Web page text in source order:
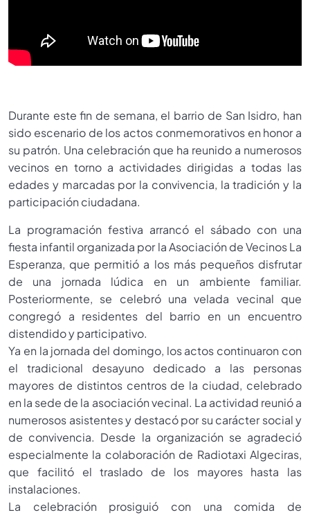
Durante este fin de semana, el barrio de San Isidro, han
sido escenario de los actos conmemorativos en honor a
su patrón. Una celebración que ha reunido a numerosos
vecinos en torno a actividades dirigidas a todas las
edades y marcadas por la convivencia, la tradición y la
participación ciudadana.
La programación festiva arrancó el sábado con una
fiesta infantil organizada por la Asociación de Vecinos La
Esperanza, que permitió a los más pequeños disfrutar
de una jornada lúdica en un ambiente familiar.
Posteriormente, se celebró una velada vecinal que
congregó a residentes del barrio en un encuentro
distendido y participativo.
Ya en la jornada del domingo, los actos continuaron con
el tradicional desayuno dedicado a las personas
mayores de distintos centros de la ciudad, celebrado
en la sede de la asociación vecinal. La actividad reunió a
numerosos asistentes y destacó por su carácter social y
de convivencia. Desde la organización se agradeció
especialmente la colaboración de Radiotaxi Algeciras,
que facilitó el traslado de los mayores hasta las
instalaciones.
La celebración prosiguió con una comida de